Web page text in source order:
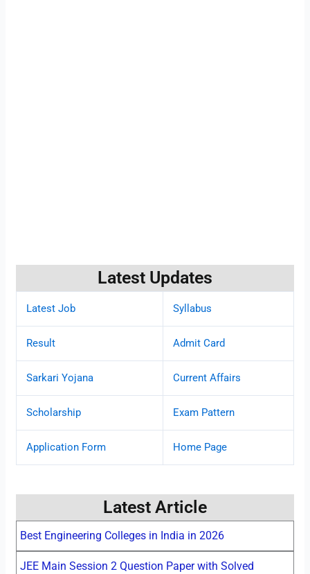
Latest Updates
Latest Job Syllabus
Result Admit Card
Sarkari Yojana Current Affairs
Scholarship Exam Pattern
Application Form Home Page
Latest Article
Best Engineering Colleges in India in 2026
JEE Main Session 2 Question Paper with Solved